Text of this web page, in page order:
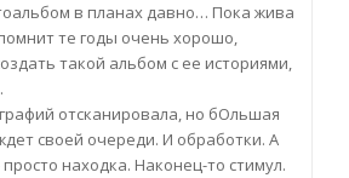
в планах давно… Пока жива
те годы очень хорошо,
такой альбом с ее историями,
отсканировала, но бОльшая
своей очереди. И обработки. А
находка. Наконец-то стимул.